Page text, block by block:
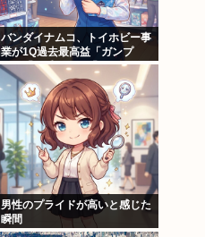
バンダイナムコ、トイホビー事
業が1Q過去最高益「ガンプ
ラ」「一番くじ」「トレカ」な
ど大人向け商材好調で
男性のプライドが高いと感じた
瞬間